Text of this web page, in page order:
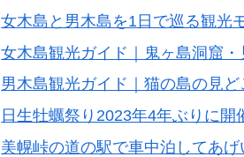
女木島と男木島を1日で巡る観光
女木島観光ガイド｜鬼ヶ島洞窟
男木島観光ガイド｜猫の島の見
日生牡蠣祭り2023年4年ぶりに開
美幌峠の道の駅で車中泊してあ